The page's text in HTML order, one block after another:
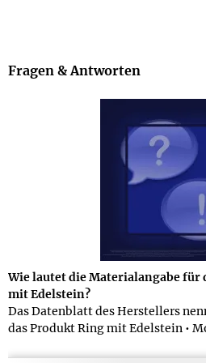
Fragen & Antworten
Wie lautet die Materialangabe für
mit Edelstein?
Das Datenblatt des Herstellers
das Produkt Ring mit Edelstein •